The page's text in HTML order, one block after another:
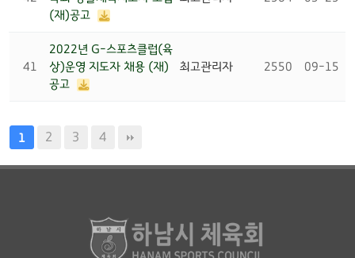
(재)공고
41
2022년 G-스포츠클럽(육
상)운영 지도자 채용 (재)
공고
최고관리자 2550 09-15
1 2 3 4